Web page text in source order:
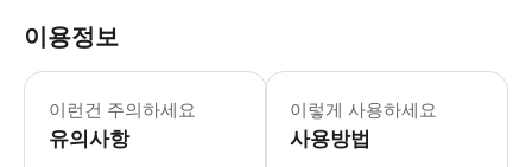
이용정보
이런건 주의하세요
유의사항
각 eTukTuk에는 최대 4명의 성인이
이렇게 사용하세요
사용방법